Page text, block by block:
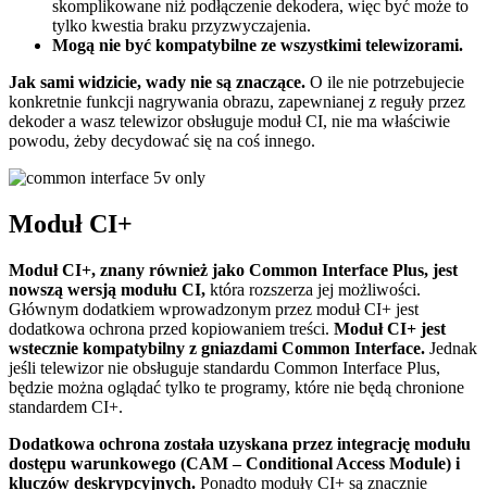
skomplikowane niż podłączenie dekodera, więc być może to
tylko kwestia braku przyzwyczajenia.
Mogą nie być kompatybilne ze wszystkimi telewizorami.
Jak sami widzicie, wady nie są znaczące. O ile nie potrzebujecie
konkretnie funkcji nagrywania obrazu, zapewnianej z reguły przez
dekoder a wasz telewizor obsługuje moduł CI, nie ma właściwie
powodu, żeby decydować się na coś innego.
Moduł CI+
Moduł CI+, znany również jako Common Interface Plus, jest
nowszą wersją modułu CI, która rozszerza jej możliwości.
Głównym dodatkiem wprowadzonym przez moduł CI+ jest
dodatkowa ochrona przed kopiowaniem treści. Moduł CI+ jest
wstecznie kompatybilny z gniazdami Common Interface. Jednak
jeśli telewizor nie obsługuje standardu Common Interface Plus,
będzie można oglądać tylko te programy, które nie będą chronione
standardem CI+.
Dodatkowa ochrona została uzyskana przez integrację modułu
dostępu warunkowego (CAM – Conditional Access Module) i
kluczów deskrypcyjnych. Ponadto moduły CI+ są znacznie